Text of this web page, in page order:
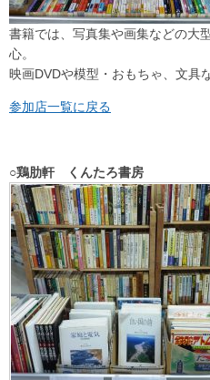
書籍では、写真集や画集などの大
心。
映画DVDや模型・おもちゃ、文具
参加店一覧に戻る
○鶏肋軒 くんたろ書房